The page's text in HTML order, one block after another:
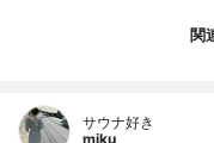
関
サウナ好き
miku